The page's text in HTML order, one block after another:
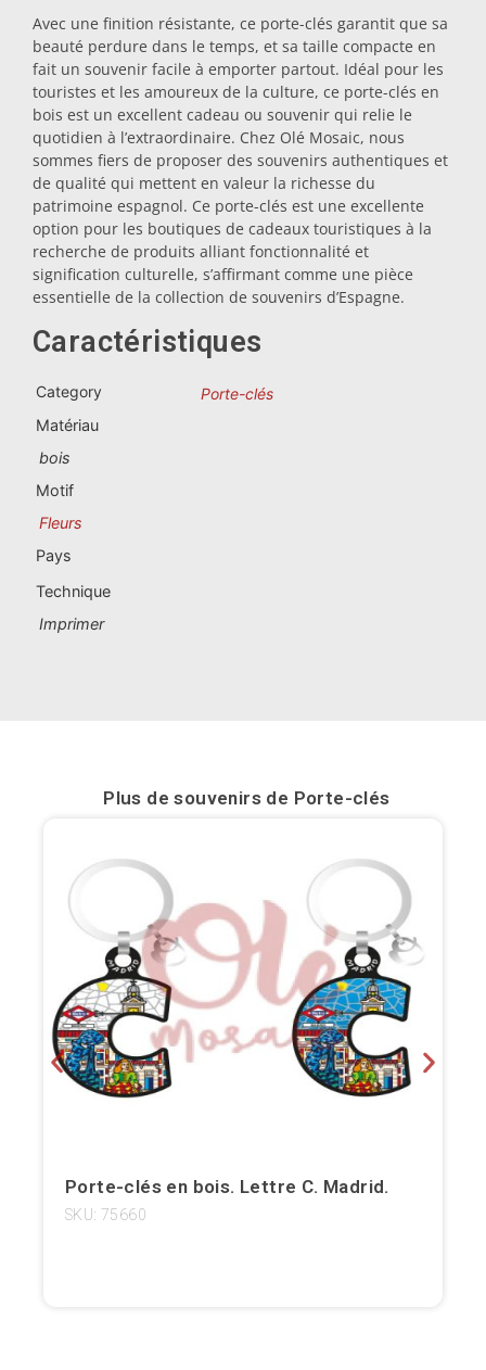
Verres
Verres à shot
Souvenirs par ville
Souvenirs d'Espagne
Souvenirs du Portugal
La Coruña
Alicante
Benidorm
Bilbao
Burgos
Cadiz
Cartagena
Cuenca
Avec une finition résistante, ce porte-clés garantit que sa
beauté perdure dans le temps, et sa taille compacte en
fait un souvenir facile à emporter partout. Idéal pour les
touristes et les amoureux de la culture, ce porte-clés en
bois est un excellent cadeau ou souvenir qui relie le
quotidien à l’extraordinaire. Chez Olé Mosaic, nous
sommes fiers de proposer des souvenirs authentiques et
de qualité qui mettent en valeur la richesse du
patrimoine espagnol. Ce porte-clés est une excellente
option pour les boutiques de cadeaux touristiques à la
recherche de produits alliant fonctionnalité et
signification culturelle, s’affirmant comme une pièce
essentielle de la collection de souvenirs d’Espagne.
Caractéristiques
Category
Porte-clés
Matériau
bois
Motif
Fleurs
Pays
Technique
Imprimer
Plus de souvenirs de Porte-clés
Porte-clés en bois. Lettre C. Madrid.
SKU: 75660